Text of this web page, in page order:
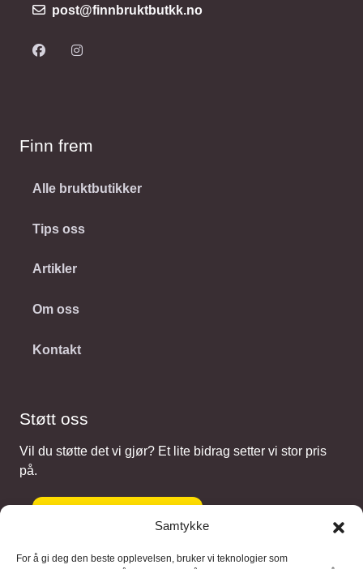
Samtykke
For å gi deg den beste opplevelsen, bruker vi teknologier som
post@finnbruktbutkk.no
Finn frem
Alle bruktbutikker
Tips oss
Artikler
Om oss
Kontakt
Støtt oss
Vil du støtte det vi gjør? Et lite bidrag setter vi stor pris
på.
Gi et bidrag